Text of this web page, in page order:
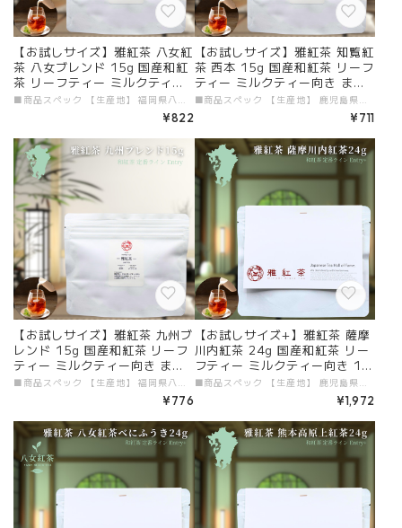
【お試しサイズ】雅紅茶 八女紅
茶 八女ブレンド 15g 国産和紅
茶 リーフティー ミルクティー
向き まずは一杯。雅紅茶の入口
に | お茶 日本茶 紅茶 和紅茶
茶の支度 送料無料 丁寧なくら
し 【定番】【Entry】
■商品スペック 【生産地】 福岡県八女 【原材料】 国産和紅茶 【添加物】 すべて不使用 【茶葉タイプ】 リーフティー 【内容量】 15g 【加工者・販売者】 有限会社ガーラジャパン # 商品説明文 「お試しサイズ 雅紅茶 八女紅茶 八女ブレンド 15g」が新登場！福岡県八女で丹念に育まれたこの和紅茶は、深い香りとまろやかなコクが特徴です。和紅茶の中でも特に人気の高いブランドで、初めての方にも安心してお楽しみいただける一杯を作ることができます。もちろん、美味しい紅茶の淹れ方冊子も付いていますので、楽しいティータイムをサポートします。 ■ 毎日のリフレッシュに最適！ 15gのパックは、八女紅茶を手軽に楽しむのにぴったりなサイズです。その豊かな香りが、心地よいリフレッシュタイムを提供してくれます。特にミルクティーに最適なブレンドとなっており、自分だけのオリジナルアレンジで楽しむことができるのも嬉しいポイントです！ ■ 八女の特性豊かな味わい 八女紅茶は、豊かな自然環境と生産者の情熱が込められた特別な茶葉です。そのまろやかで心温まる味わいは、日々の喧騒から解放される瞬間を与えてくれます。国産和紅茶の真髄を、この機会にぜひ体験してみてください。 ■ 送料無料で手軽にお届け 便利なメール便を利用し、送料無料でお届けいたします。忙しい中でも、手軽に高品質な和紅茶を楽しめるというのは、毎日の生活を素敵に彩る大きな魅力です。この機会に、八女の特製和紅茶をぜひお試しください！ 贅沢なひとときを「お試しサイズ 雅紅茶 八女紅茶 八女ブレンド 15g」で体験し、特別なティータイムをお楽しみください！
¥822
【お試しサイズ】雅紅茶 知覧紅
茶 西本 15g 国産和紅茶 リーフ
ティー ミルクティー向き まず
は一杯。雅紅茶の入口に | お茶
日本茶 紅茶 和紅茶 茶の支度 送
料無料 丁寧なくらし 【定番】
【Entry】
■商品スペック 【生産地】 鹿児島県知覧 【原材料】 国産和紅茶 【添加物】 すべて不使用 【茶葉タイプ】 リーフティー 【内容量】 15g 【加工者・販売者】 有限会社ガーラジャパン # 商品説明文 「お試しサイズ 雅紅茶 知覧紅茶 西本 15g」が新登場！鹿児島県知覧で厳選された茶葉を使用したこの和紅茶は、フルーティな香りが際立つ一杯です。自然の恵みを感じる香り高い紅茶は、特にミルクティーに最適で、まろやかな味わいのおかげで、日々のリフレッシュタイムを特別に演出します。さらに、美味しい紅茶の淹れ方冊子が付いているので、初心者の方でも安心してお楽しみいただけます。 ■ 毎日のリフレッシュに最適！ 15gのパックは、知覧紅茶を手軽に楽しむのにぴったりです。心地よいフルーティーな香りとコクのある味わいが、日常の疲れを忘れさせてくれます。フルーツやジャムを加えて楽しむこともできる、アレンジの幅が広い紅茶ですので、自分のスタイルに合わせた楽しみ方を見つけてみてください！ ■ 知覧の特性豊かな味わい 知覧紅茶は、自然の恵みと生産者の情熱が詰まった特別な茶葉です。その独自の香りと風味が、リラクゼーションをより深めてくれます。国産和紅茶の美味しさを、ぜひこの機会に体験してみてください。 ■ 送料無料で手軽にお届け 便利なメール便を利用し、送料無料でお届けいたします。多忙な日常の中でも、高品質な和紅茶を手軽に楽しむことができるのが嬉しいポイントです。この機会に、知覧の特製和紅茶をぜひお試しください！ 贅沢なひとときを「お試しサイズ 雅紅茶 知覧紅茶 西本 15g」で体験し、特別なティータイムをお楽しみください！
¥711
【お試しサイズ】雅紅茶 九州ブ
レンド 15g 国産和紅茶 リーフ
ティー ミルクティー向き まず
は一杯。雅紅茶の入口に | お茶
日本茶 紅茶 和紅茶 茶の支度 送
料無料 丁寧なくらし 【定番】
【Entry】
¥776
【お試しサイズ+】雅紅茶 薩摩
川内紅茶 24g 国産和紅茶 リー
フティー ミルクティー向き 10
00円ポッキリ | お茶 日本茶 紅
茶 和紅茶 茶の支度 送料無料 丁
寧なくらし 【定番】【Entry
+】
¥1,972